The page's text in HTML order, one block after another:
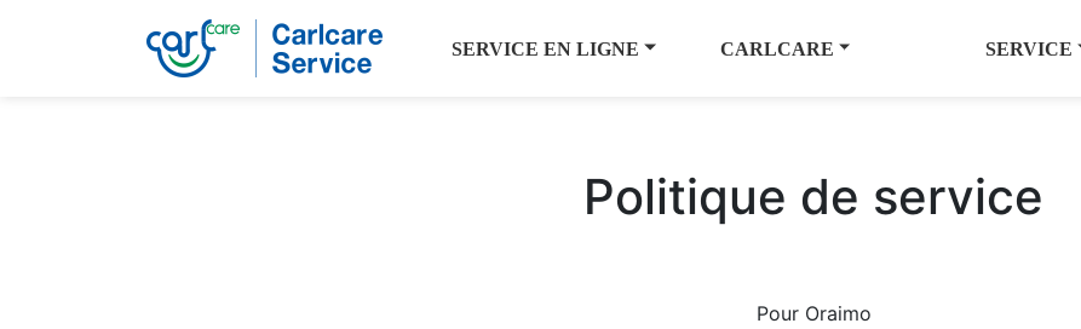
SERVICE EN LIGNE CARLCARE SERVICE
Politique de service
Pour Oraimo